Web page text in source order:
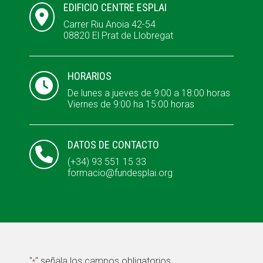

EDIFICIO CENTRE ESPLAI
Carrer Riu Anoia 42-54
08820 El Prat de Llobregat

HORARIOS
De lunes a jueves de 9:00 a 18:00 horas
Viernes de 9:00 ha 15:00 horas

DATOS DE CONTACTO
(+34) 93 551 15 33
formacio@fundesplai.org
ACCIÓ SOCIAL I JOVES
ESPLAIS
SUPORT TERCER SECTOR
ACCIÓ SOCIAL I JOVES
ESPLAIS
SUPORT TERCER SECTOR